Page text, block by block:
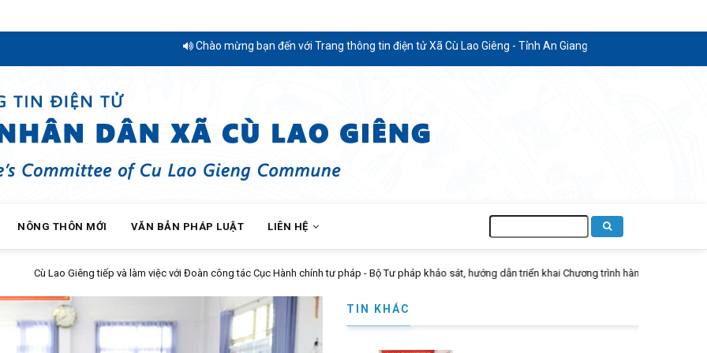
Chào mừng bạn đến với Trang thông tin điện tử Xã Cù Lao Giêng - Tỉnh An Giang
NÔNG THÔN MỚI VĂN BẢN PHÁP LUẬT LIÊN HỆ
kiếm
công tác Cục Hành chính tư pháp - Bộ Tư pháp khảo sát, hướng dẫn triển khai Chương trình hành động quốc gia của Việt Nam về đăng ký và thống kê hộ
TIN KHÁC